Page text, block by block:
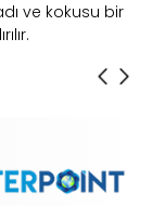
ve kokusu bir